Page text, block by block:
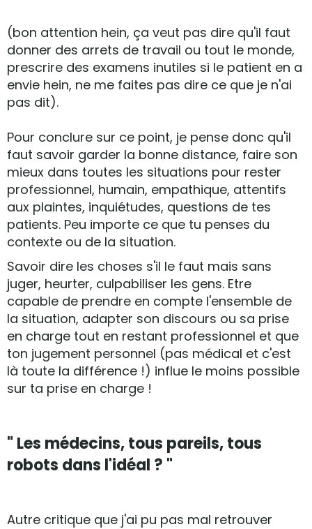
(bon attention hein, ça veut pas dire qu'il faut
donner des arrets de travail ou tout le monde,
prescrire des examens inutiles si le patient en a
envie hein, ne me faites pas dire ce que je n'ai
pas dit).
Pour conclure sur ce point, je pense donc qu'il
faut savoir garder la bonne distance, faire son
mieux dans toutes les situations pour rester
professionnel, humain, empathique, attentifs
aux plaintes, inquiétudes, questions de tes
patients. Peu importe ce que tu penses du
contexte ou de la situation.
Savoir dire les choses s'il le faut mais sans
juger, heurter, culpabiliser les gens. Etre
capable de prendre en compte l'ensemble de
la situation, adapter son discours ou sa prise
en charge tout en restant professionnel et que
ton jugement personnel (pas médical et c'est
là toute la différence !) influe le moins possible
sur ta prise en charge !
" Les médecins, tous pareils, tous
robots dans l'idéal ? "
Autre critique que j'ai pu pas mal retrouver